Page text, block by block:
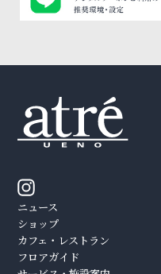
ニュース
ショップ
カフェ・レストラン
フロアガイド